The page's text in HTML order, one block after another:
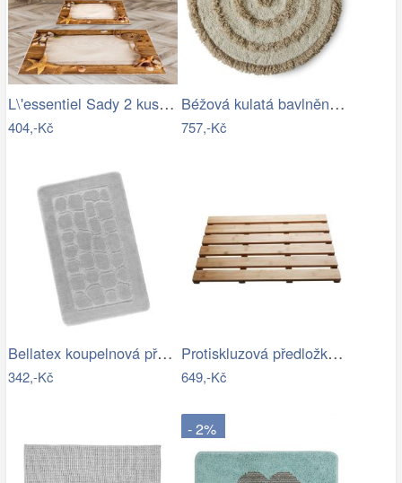
L\'essentiel Sady 2 kusů koupelnových…
404,-Kč
Béžová kulatá bavlněná koupelnová…
757,-Kč
Bellatex koupelnová předložka BANY…
342,-Kč
Protiskluzová předložka do koupelny…
649,-Kč
- 2%